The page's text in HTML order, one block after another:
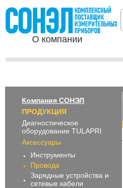
О компании
Компания СОНЭЛ
ПРОДУКЦИЯ
Диагностическое
оборудование TULAPRI
Аксессуары
Инструменты
Провода
Зарядные устройства и
сетевые кабели